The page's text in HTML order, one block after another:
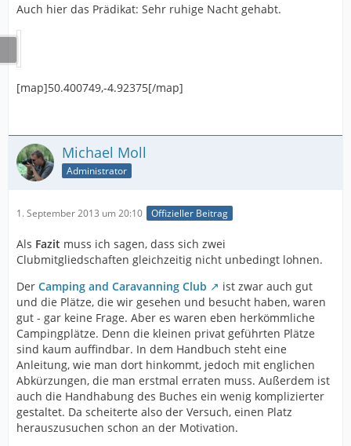
Auch hier das Prädikat: Sehr ruhige Nacht gehabt.
[map]50.400749,-4.92375[/map]
Michael Moll
Administrator
1. September 2013 um 20:10 Offizieller Beitrag
Als Fazit muss ich sagen, dass sich zwei
Clubmitgliedschaften gleichzeitig nicht unbedingt lohnen.
Der Camping and Caravanning Club
ist zwar auch gut
und die Plätze, die wir gesehen und besucht haben, waren
gut - gar keine Frage. Aber es waren eben herkömmliche
Campingplätze. Denn die kleinen privat geführten Plätze
sind kaum auffindbar. In dem Handbuch steht eine
Anleitung, wie man dort hinkommt, jedoch mit englichen
Abkürzungen, die man erstmal erraten muss. Außerdem ist
auch die Handhabung des Buches ein wenig komplizierter
gestaltet. Da scheiterte also der Versuch, einen Platz
herauszusuchen schon an der Motivation.